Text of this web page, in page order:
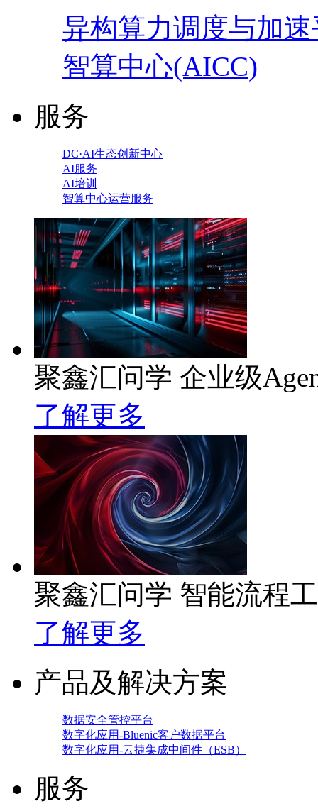
异构算力调度与加
智算中心(AICC)
服务
DC·AI生态创新中心
AI服务
AI培训
智算中心运营服务
聚鑫汇问学 企业级
了解更多
聚鑫汇问学 智能流程
了解更多
产品及解决方案
数据安全管控平台
数字化应用-Bluenic客户数据平台
数字化应用-云捷集成中间件（ESB）
服务